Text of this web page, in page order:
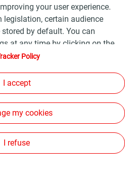
de Vente Bois
Conditions Générales d’Utilisation
Plan du site -
TotalEnergies
non conforme
your user experience.
legislation, certain audience
by default. You can
at any time by clicking on the
By clicking on the "Accept"
only the technical cookies
correctly will be used. For
"Personal Data and Tracker
Policy
I accept
my cookies
I refuse